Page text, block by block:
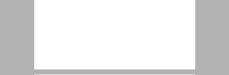
1. היישוב בפתח המאה העשרים ... 11